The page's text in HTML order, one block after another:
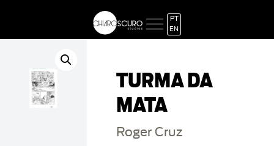
PT
EN
TURMA DA
MATA
Roger Cruz